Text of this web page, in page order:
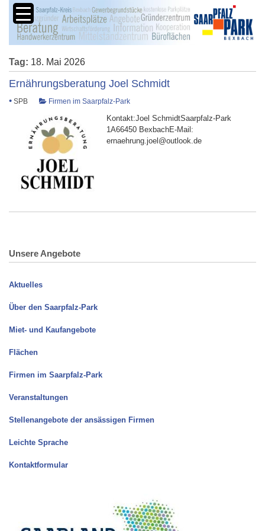
Tag: 18. Mai 2026
Ernährungsberatung Joel Schmidt
• SPB Firmen im Saarpfalz-Park
Kontakt:Joel SchmidtSaarpfalz-Park
1A66450 BexbachE-Mail:
ernaehrung.joel@outlook.de
Unsere Angebote
Aktuelles
Über den Saarpfalz-Park
Miet- und Kaufangebote
Flächen
Firmen im Saarpfalz-Park
Veranstaltungen
Stellenangebote der ansässigen Firmen
Leichte Sprache
Kontaktformular